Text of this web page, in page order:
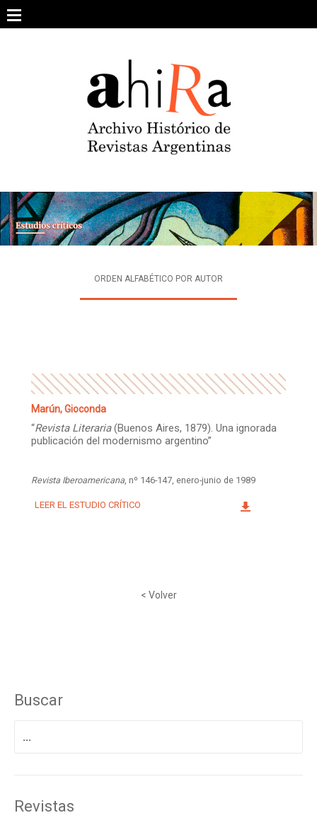
content
ARCHIVO DE REVISTAS
ESTUDIOS CRÍTICOS
INTEGRANTES
ORDEN ALFABÉTICO POR AUTOR
Marún, Gioconda
“Revista Literaria(Buenos Aires, 1879). Una ignorada
publicación del modernismo argentino”
Revista Iberoamericana, nº 146-147, enero-junio de 1989
LEER EL ESTUDIO CRÍTICO
< Volver
Buscar
Revistas